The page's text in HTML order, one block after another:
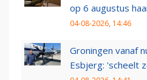
op 6 augustus
04-08-2026, 14:46
Groningen vanaf
Esbjerg: 'scheelt